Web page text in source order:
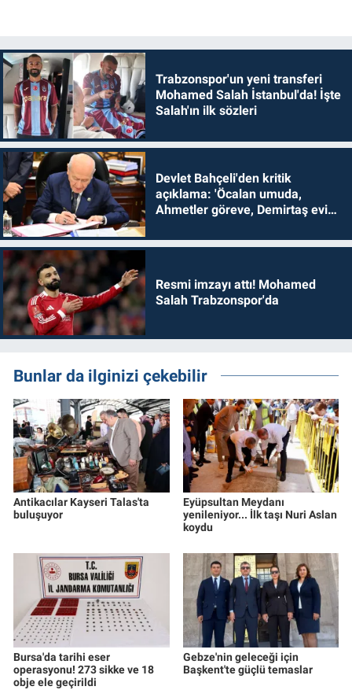
Trabzonspor'un yeni transferi
Mohamed Salah İstanbul'da! İşte
Salah'ın ilk sözleri
Devlet Bahçeli'den kritik
açıklama: 'Öcalan umuda,
Ahmetler göreve, Demirtaş evine
Resmi imzayı attı! Mohamed
Salah Trabzonspor'da
Bunlar da ilginizi çekebilir
Antikacılar Kayseri Talas'ta
buluşuyor
Eyüpsultan Meydanı
yenileniyor... İlk taşı Nuri Aslan
koydu
Bursa'da tarihi eser
operasyonu! 273 sikke ve 18
obje ele geçirildi
Gebze'nin geleceği için
Başkent'te güçlü temaslar